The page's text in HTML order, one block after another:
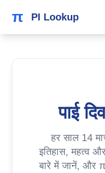
π PI Lookup
पाई
हर साल 14
इतिहास, महत्व
बारे में जानें, और